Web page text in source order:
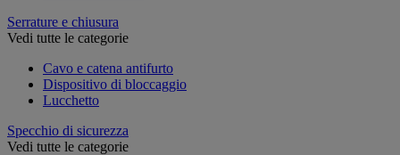
Serrature e chiusura
Vedi tutte le categorie
Cavo e catena antifurto
Dispositivo di bloccaggio
Lucchetto
Specchio di sicurezza
Vedi tutte le categorie